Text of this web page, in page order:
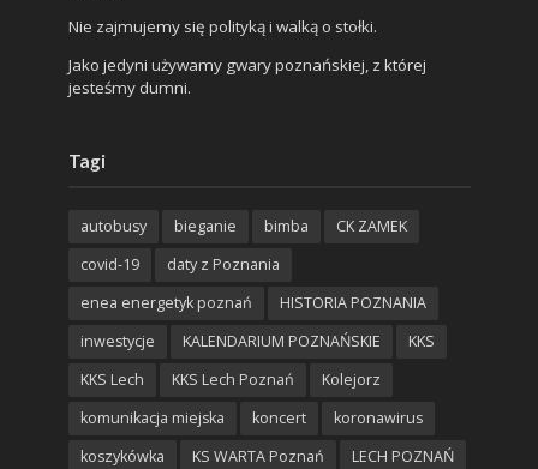
Nie zajmujemy się polityką i walką o stołki.
Jako jedyni używamy gwary poznańskiej, z której
jesteśmy dumni.
Tagi
autobusy bieganie bimba
CK ZAMEK
covid-19
daty z Poznania
enea energetyk poznań
HISTORIA POZNANIA
inwestycje
KALENDARIUM POZNAŃSKIE
KKS
KKS Lech
KKS Lech Poznań
Kolejorz
komunikacja miejska
koncert
koronawirus
koszykówka
KS WARTA Poznań
LECH POZNAŃ